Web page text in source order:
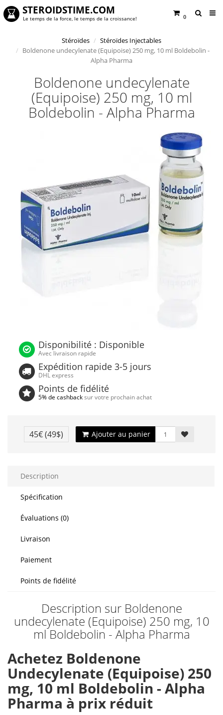
0
STEROIDSTIME.COM
Le temps de la force, le temps de la croissance!
Stéroïdes
Stéroïdes Injectables
Boldenone undecylenate (Equipoise) 250 mg, 10 ml Boldebolin -
Alpha Pharma
Boldenone undecylenate
(Equipoise) 250 mg, 10 ml
Boldebolin - Alpha Pharma
Disponibilité : Disponible
Avec livraison rapide
Expédition rapide 3-5 jours
DHL express
Points de fidélité
5% de cashbacksur votre prochain achat
45€(49$) Ajouter au panier
Description
Spécification
Évaluations (0)
Livraison
Paiement
Points de fidélité
Description sur Boldenone
undecylenate (Equipoise) 250 mg, 10
ml Boldebolin - Alpha Pharma
Achetez Boldenone
Undecylenate (Equipoise) 250
mg, 10 ml Boldebolin - Alpha
Pharma à prix réduit